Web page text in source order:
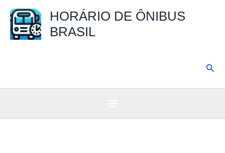
para
HORÁRIO DE ÔNIBUS
BRASIL